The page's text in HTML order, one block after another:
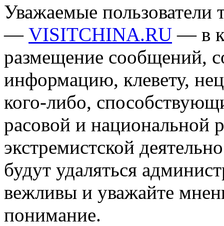
Уважаемые пользователи
— VISITCHINA.RU — в
размещение сообщений,
информацию, клевету,
кого-либо,
расовой и национальной
экстремистской
будут удаляться
вежливы и уважайте
понимание.